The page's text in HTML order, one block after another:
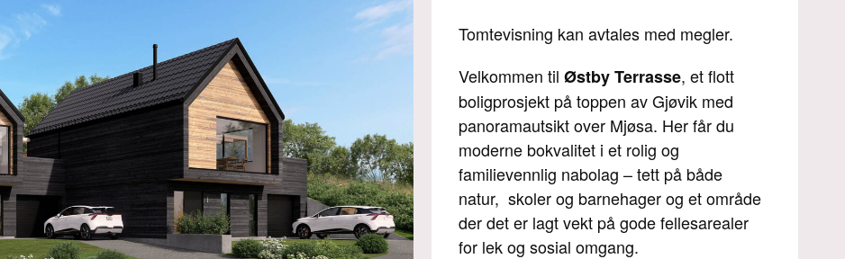
Tomtevisning kan avtales med megler.
Velkommen tilØstby Terrasse, et flott
boligprosjekt på toppen av Gjøvik med
panoramautsikt over Mjøsa. Her får du
moderne bokvalitet i et rolig og
familievennlig nabolag – tett på både
natur, skoler og barnehager og et område
der det er lagt vekt på gode fellesarealer
for lek og sosial omgang.